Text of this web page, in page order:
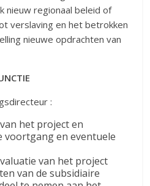
nieuw regionaal beleid of
verslaving en het betrokken
nieuwe opdrachten van
:
het project en
voortgang en eventuele
van het project
van de subsidiaire